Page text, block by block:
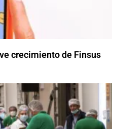
crecimiento de Finsus